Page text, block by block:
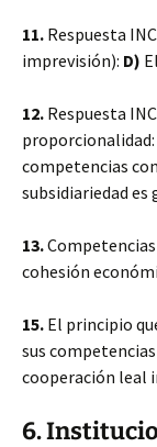
11. Respuesta
imprevisión): D)
12. Respuesta
proporcionalidad:
competencias
subsidiariedad es
13.
cohesión
15. El principio
sus
cooperación leal
6.